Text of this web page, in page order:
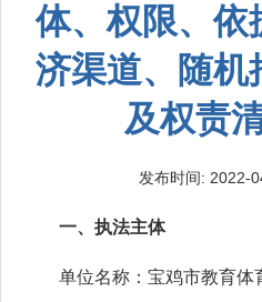
体、权限、依
济渠道、随机
及权责
发布时间: 2022-
一、执法主体
单位名称：宝鸡市教育体